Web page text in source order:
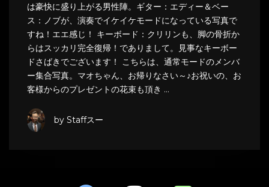
は豪快に盛り上がる男性陣。ギター：エディー＆ベー
ス：ノブが、演奏でイケイケモードになっている写真で
すね！エエ感じ！ キーボード：クリリンも、脚の骨折か
らはスッカリ完全復帰！でありまして。見事なキーボー
ドさばきでございます！ こちらは、通常モードのメンバ
ー集合写真。マオちゃん、お帰りなさい～♪お祝いの、お
客様からのプレゼントの花束も頂き …
by Staffスー